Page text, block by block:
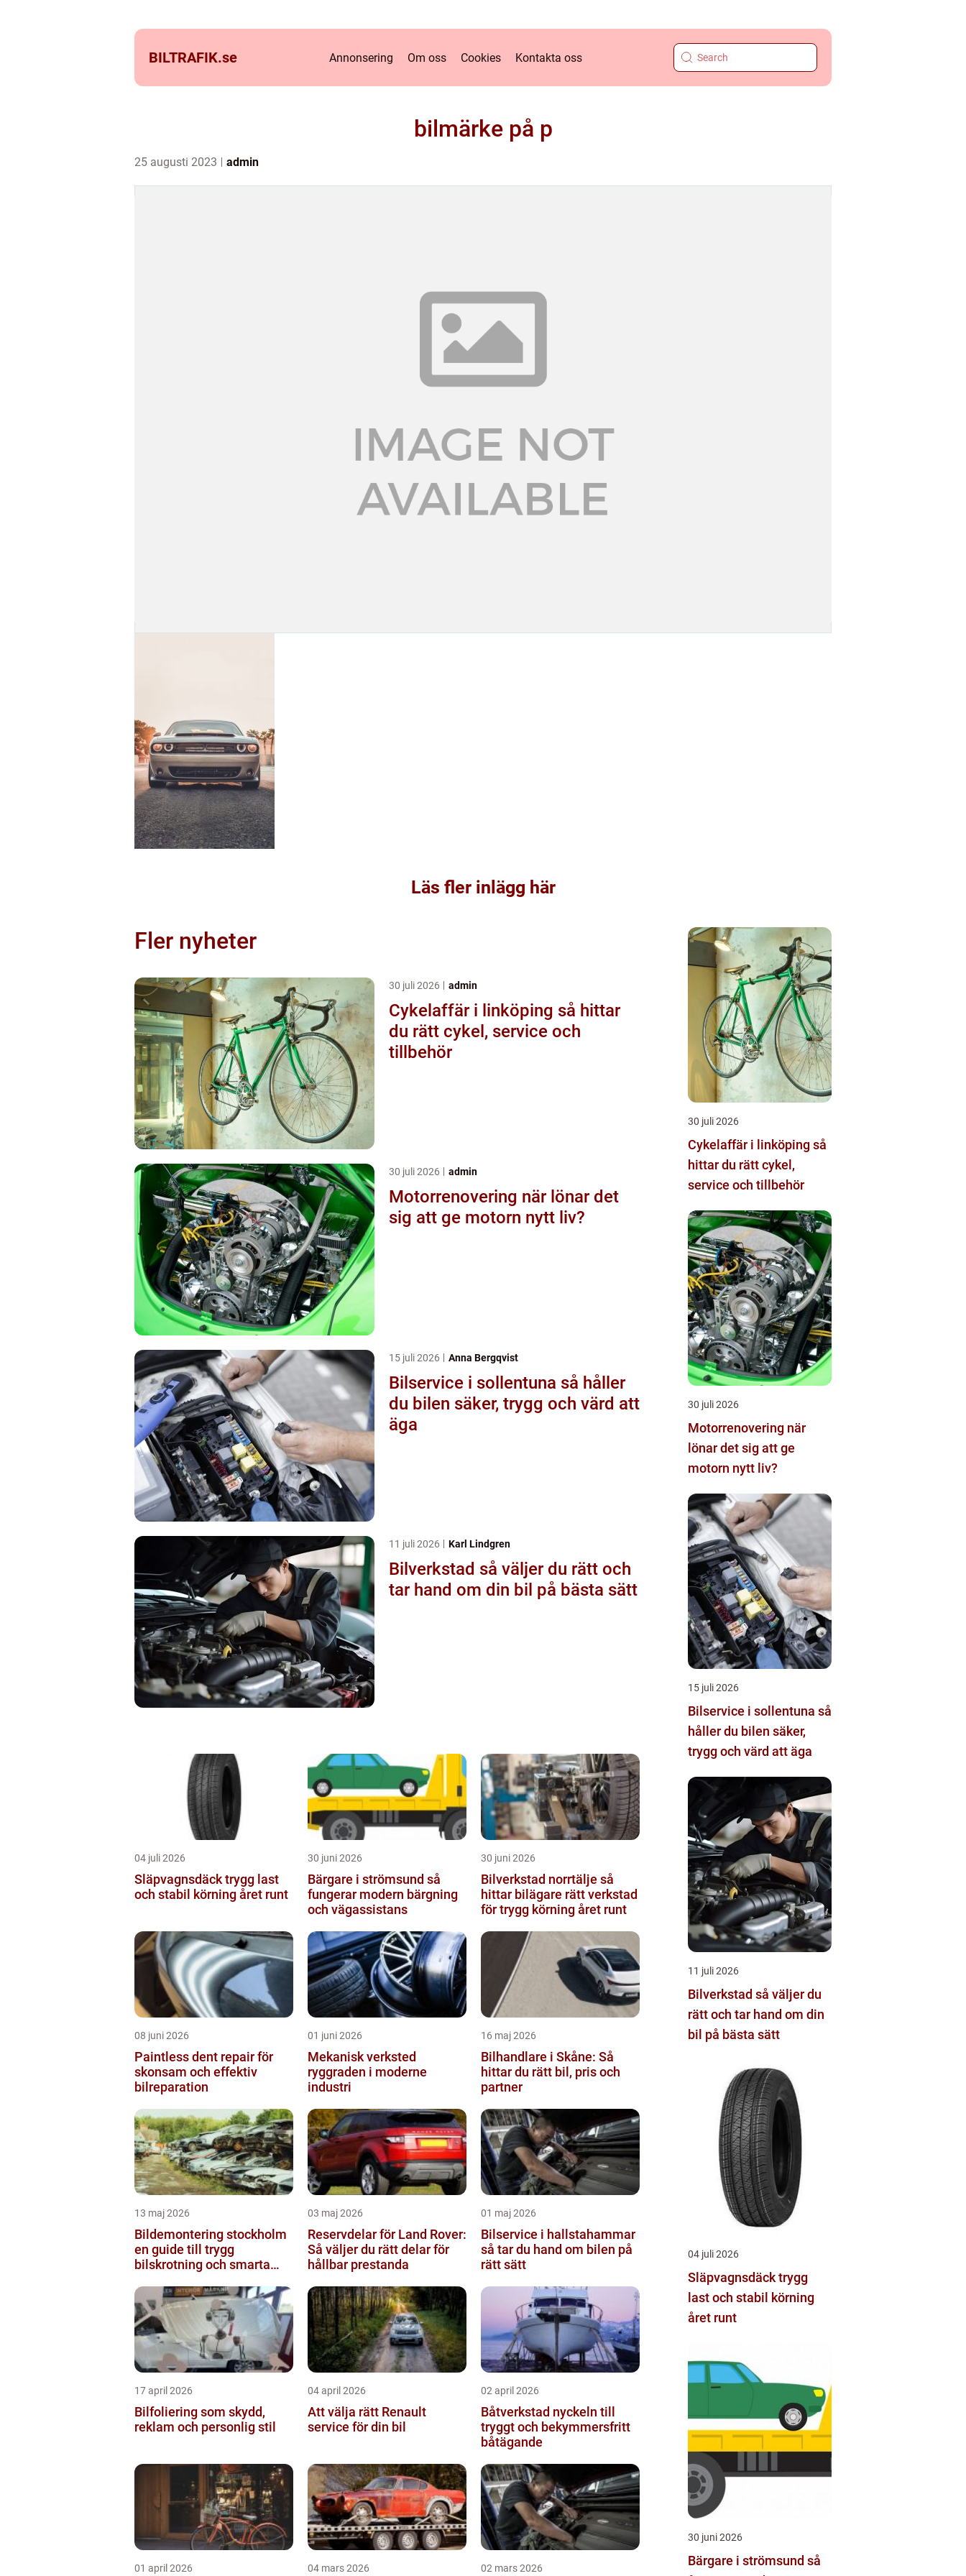
BILTRAFIK.se Annonsering Om oss Cookies Kontakta oss
bilmärke på p
25 augusti 2023 admin
Läs fler inlägg här
Fler nyheter
30 juli 2026 admin
Cykelaffär i linköping så hittar
du rätt cykel, service och
tillbehör
30 juli 2026 admin
Motorrenovering när lönar det
sig att ge motorn nytt liv?
15 juli 2026 Anna Bergqvist
Bilservice i sollentuna så håller
du bilen säker, trygg och värd att
äga
11 juli 2026 Karl Lindgren
Bilverkstad så väljer du rätt och
tar hand om din bil på bästa sätt
04 juli 2026
Släpvagnsdäck trygg last
och stabil körning året runt
30 juni 2026
Bärgare i strömsund så
fungerar modern bärgning
och vägassistans
30 juni 2026
Bilverkstad norrtälje så
hittar bilägare rätt verkstad
för trygg körning året runt
08 juni 2026
Paintless dent repair för
skonsam och effektiv
bilreparation
01 juni 2026
Mekanisk verksted
ryggraden i moderne
industri
16 maj 2026
Bilhandlare i Skåne: Så
hittar du rätt bil, pris och
partner
13 maj 2026
Bildemontering stockholm
en guide till trygg
bilskrotning och smarta
03 maj 2026
Reservdelar för Land Rover:
Så väljer du rätt delar för
hållbar prestanda
01 maj 2026
Bilservice i hallstahammar
så tar du hand om bilen på
rätt sätt
17 april 2026
Bilfoliering som skydd,
reklam och personlig stil
04 april 2026
Att välja rätt Renault
service för din bil
02 april 2026
Båtverkstad nyckeln till
tryggt och bekymmersfritt
båtägande
01 april 2026 04 mars 2026 02 mars 2026
30 juli 2026
Cykelaffär i linköping så
hittar du rätt cykel,
service och tillbehör
30 juli 2026
Motorrenovering när
lönar det sig att ge
motorn nytt liv?
15 juli 2026
Bilservice i sollentuna så
håller du bilen säker,
trygg och värd att äga
11 juli 2026
Bilverkstad så väljer du
rätt och tar hand om din
bil på bästa sätt
04 juli 2026
Släpvagnsdäck trygg
last och stabil körning
året runt
30 juni 2026
Bärgare i strömsund så